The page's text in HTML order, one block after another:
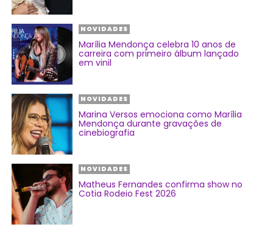
NOVIDADES
Marília Mendonça celebra 10 anos de
carreira com primeiro álbum lançado
em vinil
NOVIDADES
Marina Versos emociona como Marília
Mendonça durante gravações de
cinebiografia
NOVIDADES
Matheus Fernandes confirma show no
Cotia Rodeio Fest 2026